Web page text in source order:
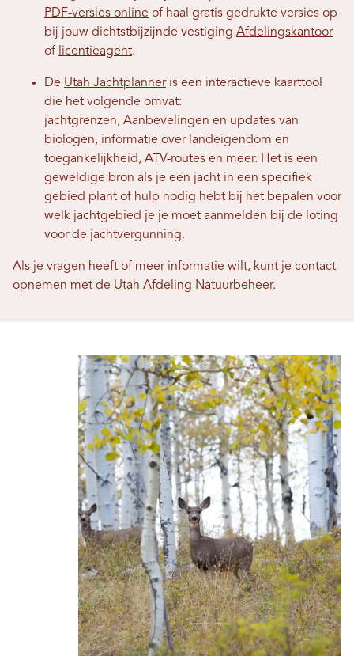
PDF-versies online of haal gratis gedrukte versies op
bij jouw dichtstbijzijnde vestiging Afdelingskantoor
of licentieagent.
De Utah Jachtplanneris een interactieve kaarttool
die het volgende omvat:
jachtgrenzen, Aanbevelingen en updates van
biologen, informatie over landeigendom en
toegankelijkheid, ATV-routes en meer. Het is een
geweldige bron als je een jacht in een specifiek
gebied plant of hulp nodig hebt bij het bepalen voor
welk jachtgebied je je moet aanmelden bij de loting
voor de jachtvergunning.
Als je vragen heeft of meer informatie wilt, kunt je contact
opnemen met de Utah Afdeling Natuurbeheer.